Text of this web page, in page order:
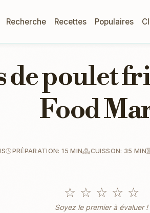
Recherche Recettes Populaires
de poulet
Food
PRÉPARATION: 15 MIN CUISSON: 35 MIN
☆ ☆ ☆ ☆ ☆
Soyez le premier à évaluer !